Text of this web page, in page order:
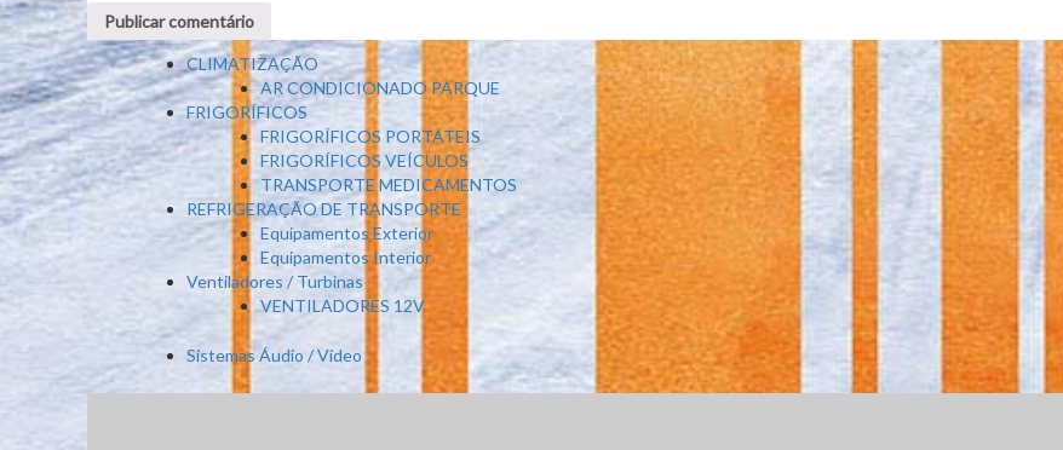
CLIMATIZAÇÃO
AR CONDICIONADO PARQUE
FRIGORÍFICOS
FRIGORÍFICOS PORTÁTEIS
FRIGORÍFICOS VEÍCULOS
TRANSPORTE MEDICAMENTOS
REFRIGERAÇÃO DE TRANSPORTE
Equipamentos Exterior
Equipamentos Interior
Ventiladores / Turbinas
VENTILADORES 12V
Sistemas Áudio / Vídeo